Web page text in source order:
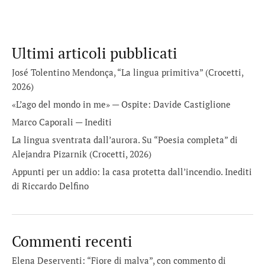
Ultimi articoli pubblicati
José Tolentino Mendonça, “La lingua primitiva” (Crocetti,
2026)
«L’ago del mondo in me» — Ospite: Davide Castiglione
Marco Caporali — Inediti
La lingua sventrata dall’aurora. Su “Poesia completa” di
Alejandra Pizarnik (Crocetti, 2026)
Appunti per un addio: la casa protetta dall’incendio. Inediti
di Riccardo Delfino
Commenti recenti
Elena Deserventi: “Fiore di malva”, con commento di